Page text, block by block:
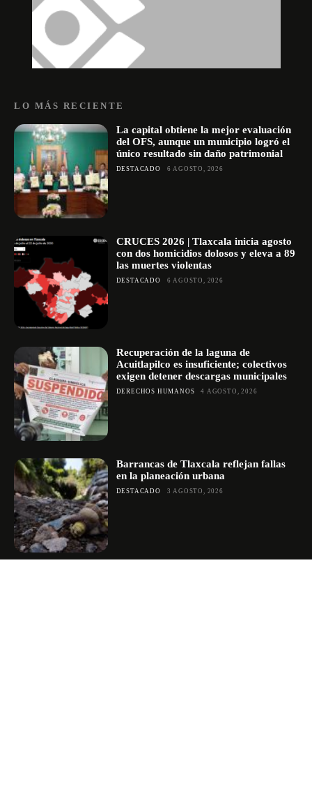
LO MÁS RECIENTE
La capital obtiene la mejor evaluación
del OFS, aunque un municipio logró el
único resultado sin daño patrimonial
DESTACADO 6 AGOSTO, 2026
CRUCES 2026 | Tlaxcala inicia agosto
con dos homicidios dolosos y eleva a 89
las muertes violentas
DESTACADO 6 AGOSTO, 2026
Recuperación de la laguna de
Acuitlapilco es insuficiente; colectivos
exigen detener descargas municipales
DERECHOS HUMANOS 4 AGOSTO, 2026
Barrancas de Tlaxcala reflejan fallas
en la planeación urbana
DESTACADO 3 AGOSTO, 2026